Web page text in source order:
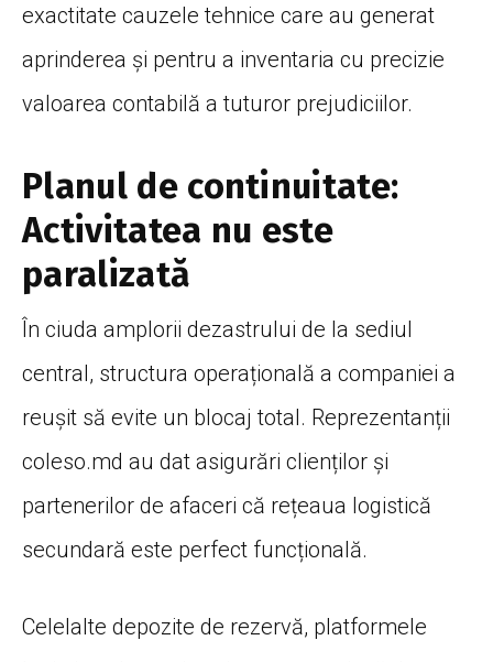
exactitate cauzele tehnice care au generat
aprinderea și pentru a inventaria cu precizie
valoarea contabilă a tuturor prejudiciilor.
Planul de continuitate:
Activitatea nu este
paralizată
În ciuda amplorii dezastrului de la sediul
central, structura operațională a companiei a
reușit să evite un blocaj total. Reprezentanții
coleso.md au dat asigurări clienților și
partenerilor de afaceri că rețeaua logistică
secundară este perfect funcțională.
Celelalte depozite de rezervă, platformele